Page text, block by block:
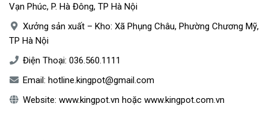
Vạn Phúc, P. Hà Đông, TP Hà Nội
Xưởng sản xuất – Kho: Xã Phụng Châu, Phường Chương Mỹ,
TP Hà Nội
Điện Thoại: 036.560.1111
Email: hotline.kingpot@gmail.com
Website: www.kingpot.vn hoặc www.kingpot.com.vn